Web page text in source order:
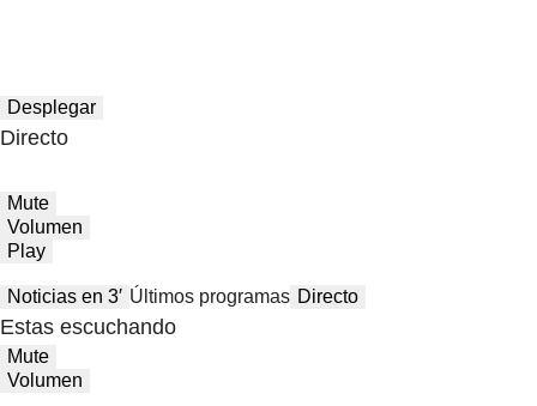
Desplegar
Directo
Mute
Volumen
Play
Noticias en 3′ Últimos programas Directo
Estas escuchando
Mute
Volumen